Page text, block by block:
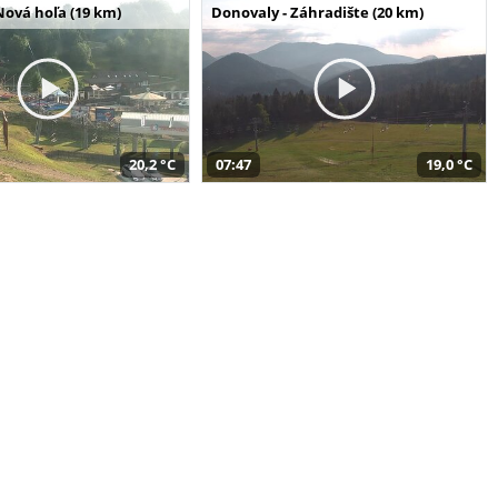
hoľa (19 km)
20,2 °C
Donovaly - Záhradište (20 km)
07:47 19,0 °C